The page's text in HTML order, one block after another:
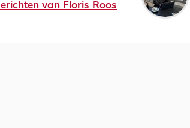
van Floris Roos